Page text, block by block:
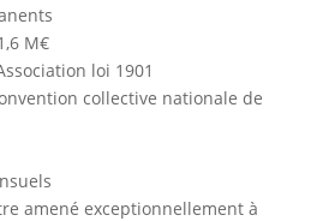
M€
loi 1901
collective nationale de
amené exceptionnellement à